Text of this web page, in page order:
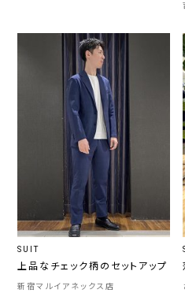
SUIT
上品なチェック柄のセットアップ
新宿マルイアネックス店